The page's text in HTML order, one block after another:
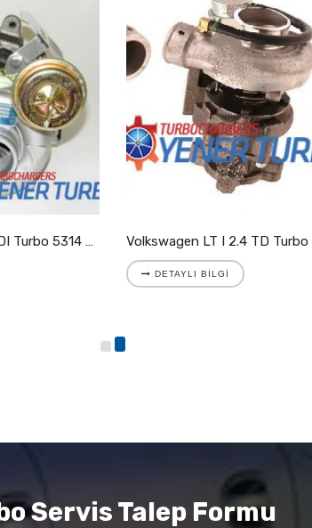
Volkswagen LT II 2.5 TDI Turbo 5314 988 7025
DETAYLI BILGI
Servis Talep Formu